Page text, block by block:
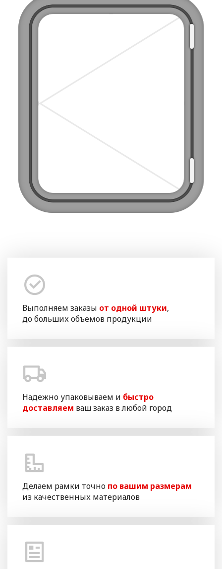
Выполняем заказы от одной штуки,
до больших объемов продукции
Надежно упаковываем и быстро
доставляем ваш заказ в любой город
Делаем рамки точно по вашим размерам
из качественных материалов